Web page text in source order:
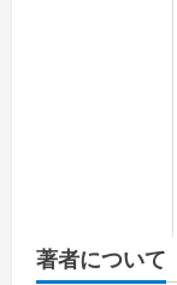
著者について